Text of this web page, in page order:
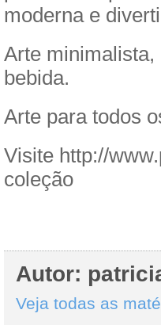
moderna e
Arte
bebida.
Arte para todos
Visite http://
coleção
Autor:
Veja todas as